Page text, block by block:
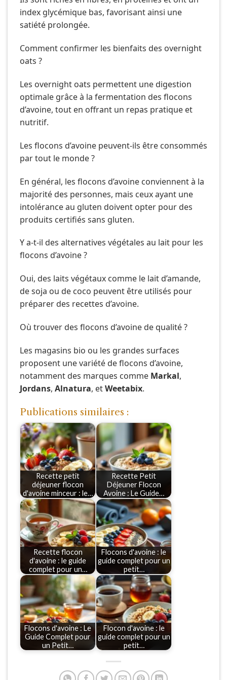
index glycémique bas, favorisant ainsi une
satiété prolongée.
Comment confirmer les bienfaits des overnight
oats ?
Les overnight oats permettent une digestion
optimale grâce à la fermentation des flocons
d’avoine, tout en offrant un repas pratique et
nutritif.
Les flocons d’avoine peuvent-ils être consommés
par tout le monde ?
En général, les flocons d’avoine conviennent à la
majorité des personnes, mais ceux ayant une
intolérance au gluten doivent opter pour des
produits certifiés sans gluten.
Y a-t-il des alternatives végétales au lait pour les
flocons d’avoine ?
Oui, des laits végétaux comme le lait d’amande,
de soja ou de coco peuvent être utilisés pour
préparer des recettes d’avoine.
Où trouver des flocons d’avoine de qualité ?
Les magasins bio ou les grandes surfaces
proposent une variété de flocons d’avoine,
notamment des marques comme Markal,
Jordans, Alnatura, etWeetabix.
Publications similaires :
Recette petit
déjeuner flocon
d'avoine minceur : le…
Recette Petit
Déjeuner Flocon
Avoine : Le Guide…
Recette flocon
d'avoine : le guide
complet pour un…
Flocons d'avoine : le
guide complet pour un
petit…
Flocons d'avoine : Le
Guide Complet pour
un Petit…
Flocon d'avoine : le
guide complet pour un
petit…